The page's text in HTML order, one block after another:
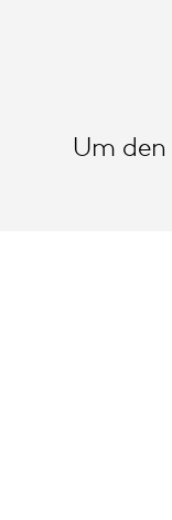
DU
Um